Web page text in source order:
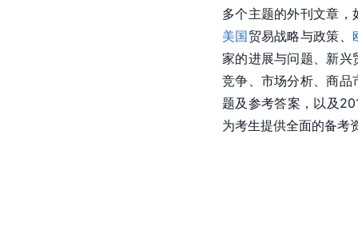
多个主题的外刊文章
美国贸易战略与政策、
家的进展与问题、新
竞争、市场分析、商品
题及参考答案，以及
为考生提供全面的备考